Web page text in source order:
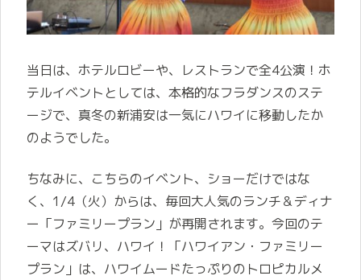
当日は、ホテルロビーや、レストランで全4公演！ホ
テルイベントとしては、本格的なフラダンスのステ
ージで、真冬の新浦安は一気にハワイに移動したか
のようでした。
ちなみに、こちらのイベント、ショーだけではな
く、1/4（火）からは、毎回大人気のランチ＆ディナ
ー「ファミリープラン」が再開されます。今回のテ
ーマはズバリ、ハワイ！「ハワイアン・ファミリー
プラン」は、ハワイムードたっぷりのトロピカルメ